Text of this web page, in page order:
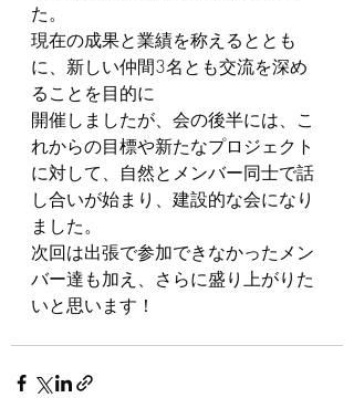
た。
現在の成果と業績を称えるととも
に、新しい仲間3名とも交流を深め
ることを目的に
開催しましたが、会の後半には、こ
れからの目標や新たなプロジェクト
に対して、自然とメンバー同士で話
し合いが始まり、建設的な会になり
ました。
次回は出張で参加できなかったメン
バー達も加え、さらに盛り上がりた
いと思います！